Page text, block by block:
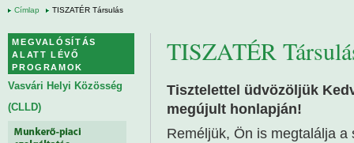
Címlap TISZATÉR Társulás
TISZATÉR
Tisztelettel üdvözöljük
megújult honlapján!
Reméljük, Ön is megtalálja
MEGVALÓSÍTÁS
ALATT LÉVŐ
PROGRAMOK
Vasvári Helyi Közösség
(CLLD)